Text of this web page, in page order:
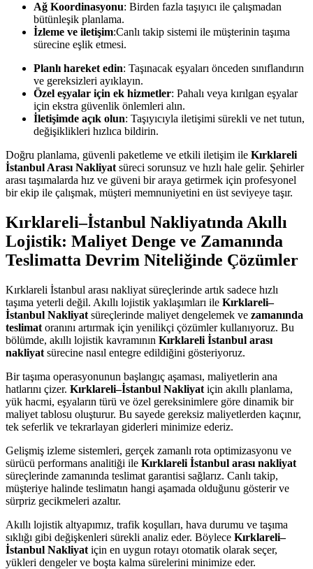
Ağ Koordinasyonu: Birden fazla taşıyıcı ile çalışmadan
bütünleşik planlama.
İzleme ve iletişim:Canlı takip sistemi ile müşterinin taşıma
sürecine eşlik etmesi.
Planlı hareket edin: Taşınacak eşyaları önceden sınıflandırın
ve gereksizleri ayıklayın.
Özel eşyalar için ek hizmetler: Pahalı veya kırılgan eşyalar
için ekstra güvenlik önlemleri alın.
İletişimde açık olun: Taşıyıcıyla iletişimi sürekli ve net tutun,
değişiklikleri hızlıca bildirin.
Doğru planlama, güvenli paketleme ve etkili iletişim ile Kırklareli
İstanbul Arası Nakliyat süreci sorunsuz ve hızlı hale gelir. Şehirler
arası taşımalarda hız ve güveni bir araya getirmek için profesyonel
bir ekip ile çalışmak, müşteri memnuniyetini en üst seviyeye taşır.
Kırklareli–İstanbul Nakliyatında Akıllı
Lojistik: Maliyet Denge ve Zamanında
Teslimatta Devrim Niteliğinde Çözümler
Kırklareli İstanbul arası nakliyat süreçlerinde artık sadece hızlı
taşıma yeterli değil. Akıllı lojistik yaklaşımları ile Kırklareli–
İstanbul Nakliyat süreçlerinde maliyet dengelemek ve zamanında
teslimat oranını artırmak için yenilikçi çözümler kullanıyoruz. Bu
bölümde, akıllı lojistik kavramının Kırklareli İstanbul arası
nakliyat sürecine nasıl entegre edildiğini gösteriyoruz.
Bir taşıma operasyonunun başlangıç aşaması, maliyetlerin ana
hatlarını çizer. Kırklareli–İstanbul Nakliyat için akıllı planlama,
yük hacmi, eşyaların türü ve özel gereksinimlere göre dinamik bir
maliyet tablosu oluşturur. Bu sayede gereksiz maliyetlerden kaçınır,
tek seferlik ve tekrarlayan giderleri minimize ederiz.
Gelişmiş izleme sistemleri, gerçek zamanlı rota optimizasyonu ve
sürücü performans analitiği ile Kırklareli İstanbul arası nakliyat
süreçlerinde zamanında teslimat garantisi sağlarız. Canlı takip,
müşteriye halinde teslimatın hangi aşamada olduğunu gösterir ve
sürpriz gecikmeleri azaltır.
Akıllı lojistik altyapımız, trafik koşulları, hava durumu ve taşıma
sıklığı gibi değişkenleri sürekli analiz eder. Böylece Kırklareli–
İstanbul Nakliyat için en uygun rotayı otomatik olarak seçer,
yükleri dengeler ve boşta kalma sürelerini minimize eder.